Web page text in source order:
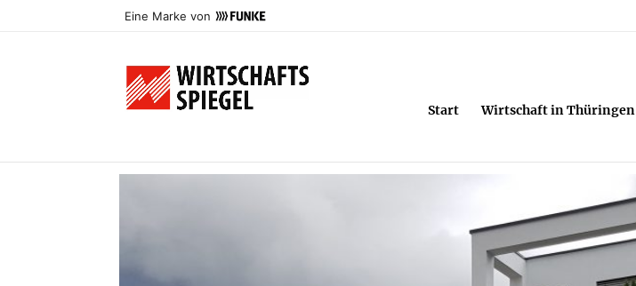
Eine Marke von
Start Wirtschaft in Thüringen